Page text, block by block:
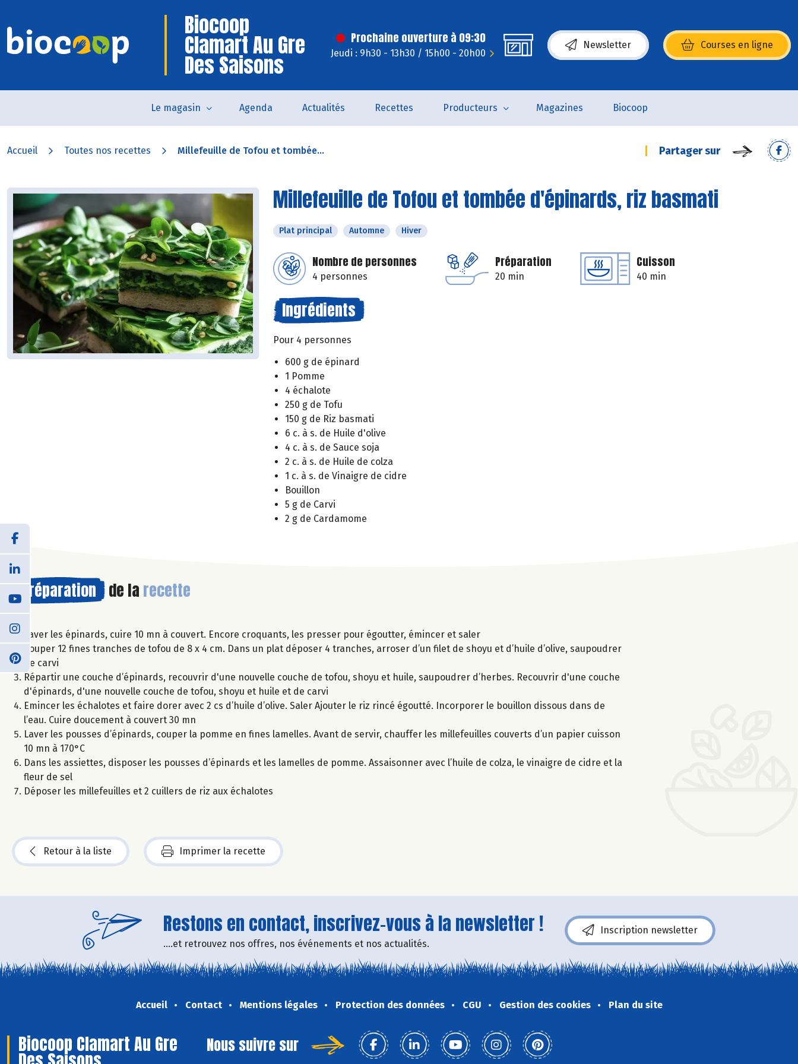
Biocoop
Clamart Au Gre
Des Saisons
Prochaine ouverture à 09:30
Jeudi : 9h30 - 13h30 / 15h00 - 20h00
Newsletter Courses en ligne
(s’ouvre dans une nouvelle fenêtre)
Le magasin Agenda Actualités Recettes Producteurs Magazines Biocoop
Accueil Toutes nos recettes Millefeuille de Tofou et tombée... Partager sur
Millefeuille de Tofou et tombée d'épinards, riz basmati
Plat principal Automne Hiver
Nombre de personnes
4 personnes
Préparation
20 min
Cuisson
40 min
Ingrédients
Pour 4 personnes
600 g de épinard
1 Pomme
4 échalote
250 g de Tofu
150 g de Riz basmati
6 c. à s. de Huile d'olive
4 c. à s. de Sauce soja
2 c. à s. de Huile de colza
1 c. à s. de Vinaigre de cidre
Bouillon
5 g de Carvi
2 g de Cardamome
Préparation de la recette
Laver les épinards, cuire 10 mn à couvert. Encore croquants, les presser pour égoutter, émincer et saler
Couper 12 fines tranches de tofou de 8 x 4 cm. Dans un plat déposer 4 tranches, arroser d’un filet de shoyu et d’huile d’olive, saupoudrer
de carvi
Répartir une couche d’épinards, recouvrir d'une nouvelle couche de tofou, shoyu et huile, saupoudrer d’herbes. Recouvrir d'une couche
d'épinards, d'une nouvelle couche de tofou, shoyu et huile et de carvi
Emincer les échalotes et faire dorer avec 2 cs d’huile d’olive. Saler Ajouter le riz rincé égoutté. Incorporer le bouillon dissous dans de
l’eau. Cuire doucement à couvert 30 mn
Laver les pousses d’épinards, couper la pomme en fines lamelles. Avant de servir, chauffer les millefeuilles couverts d’un papier cuisson
10 mn à 170°C
Dans les assiettes, disposer les pousses d’épinards et les lamelles de pomme. Assaisonner avec l’huile de colza, le vinaigre de cidre et la
fleur de sel
Déposer les millefeuilles et 2 cuillers de riz aux échalotes
Retour à la liste Imprimer la recette
Restons en contact, inscrivez-vous à la newsletter !
....et retrouvez nos offres, nos événements et nos actualités.
Inscription newsletter
Accueil Contact Mentions légales Protection des données CGU Gestion des cookies Plan du site
Biocoop Clamart Au Gre Nous suivre sur